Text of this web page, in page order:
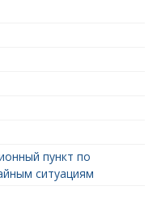
пункт по
ситуациям